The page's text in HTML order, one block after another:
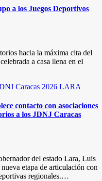
a los Juegos Deportivos
hacia la máxima cita del
a casa llena en el
Caracas 2026 LARA
contacto con asociaciones
a los JDNJ Caracas
del estado Lara, Luis
etapa de articulación con
regionales.…